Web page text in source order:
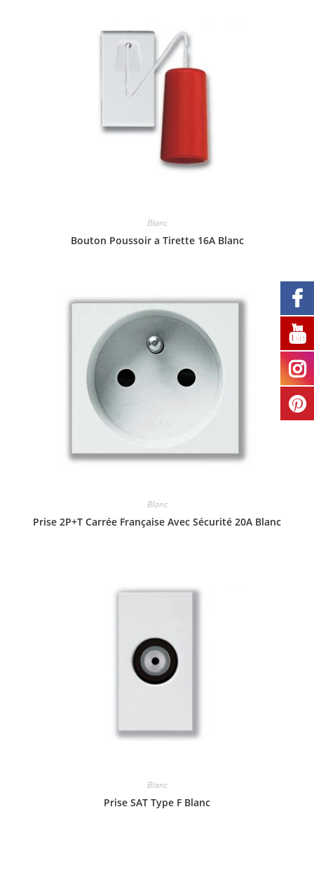
Blanc
Bouton Poussoir a Tirette 16A Blanc
Blanc
Prise 2P+T Carrée Française Avec Sécurité 20A Blanc
Blanc
Prise SAT Type F Blanc